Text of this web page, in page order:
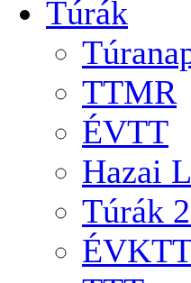
Túrák
TTMR
ÉVTT
Hazai
Túrák